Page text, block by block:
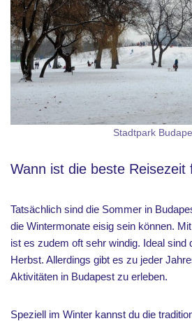
Stadtpark
Wann ist die beste Reisezeit
Tatsächlich sind die Sommer in
die Wintermonate eisig sein können.
ist es zudem oft sehr windig. Ideal sind
Herbst. Allerdings gibt es zu jeder
Aktivitäten in Budapest zu erleben.
Speziell im Winter kannst du die